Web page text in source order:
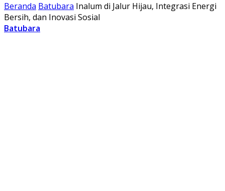
Beranda Batubara Inalum di Jalur Hijau, Integrasi Energi
Bersih, dan Inovasi Sosial
Batubara